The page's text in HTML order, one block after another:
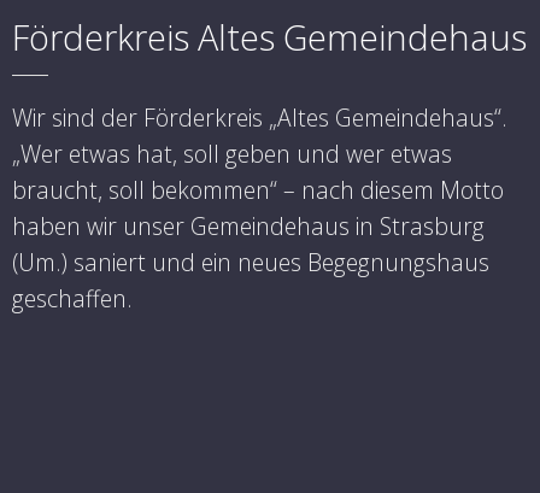
Förderkreis Altes Gemeindehaus
Wir sind der Förderkreis „Altes Gemeindehaus“.
„Wer etwas hat, soll geben und wer etwas
braucht, soll bekommen“ – nach diesem Motto
haben wir unser Gemeindehaus in Strasburg
(Um.) saniert und ein neues Begegnungshaus
geschaffen.